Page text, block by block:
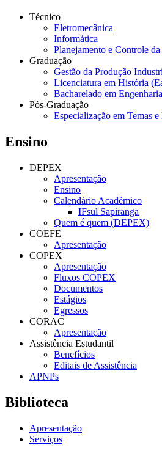
Técnico
Eletromecânica
Informática
Planejamento e Controle
Graduação
Gestão da Produção
Licenciatura em História
Bacharelado em
Pós-Graduação
Especialização em Temas
Ensino
DEPEX
Apresentação
Ensino
Calendário Acadêmico
IFsul Sapiranga
Quem é quem (DEPEX)
COEFE
Apresentação
COPEX
Apresentação
Fluxos COPEX
Documentos
Estágios
Egressos
CORAC
Apresentação
Assistência Estudantil
Benefícios
Editais de Assistência
APNPs
Biblioteca
Apresentação
Serviços